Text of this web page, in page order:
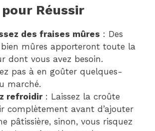
Réussir
des fraises mûres : Des
bien mûres apporteront toute la
dont vous avez besoin.
pas à en goûter quelques-
marché.
refroidir: Laissez la croûte
complètement avant d’ajouter
pâtissière, sinon, vous risquez